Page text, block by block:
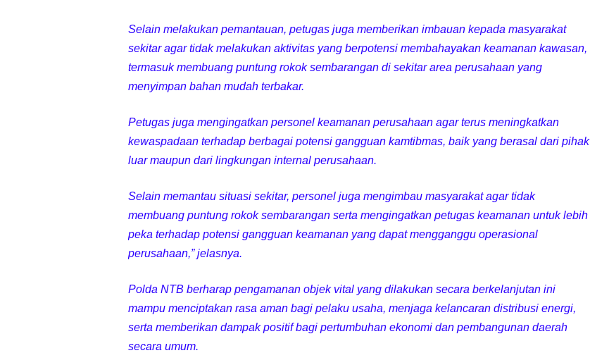
Selain melakukan pemantauan, petugas juga memberikan imbauan kepada masyarakat
sekitar agar tidak melakukan aktivitas yang berpotensi membahayakan keamanan kawasan,
termasuk membuang puntung rokok sembarangan di sekitar area perusahaan yang
menyimpan bahan mudah terbakar.
Petugas juga mengingatkan personel keamanan perusahaan agar terus meningkatkan
kewaspadaan terhadap berbagai potensi gangguan kamtibmas, baik yang berasal dari pihak
luar maupun dari lingkungan internal perusahaan.
Selain memantau situasi sekitar, personel juga mengimbau masyarakat agar tidak
membuang puntung rokok sembarangan serta mengingatkan petugas keamanan untuk lebih
peka terhadap potensi gangguan keamanan yang dapat mengganggu operasional
perusahaan,” jelasnya.
Polda NTB berharap pengamanan objek vital yang dilakukan secara berkelanjutan ini
mampu menciptakan rasa aman bagi pelaku usaha, menjaga kelancaran distribusi energi,
serta memberikan dampak positif bagi pertumbuhan ekonomi dan pembangunan daerah
secara umum.